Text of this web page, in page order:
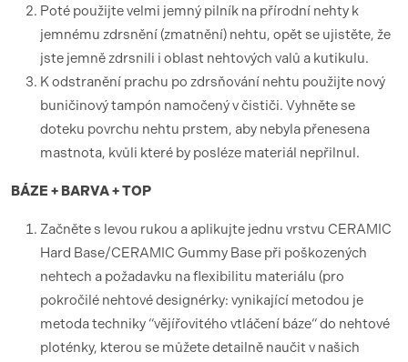
Poté použijte velmi jemný pilník na přírodní nehty k
jemnému zdrsnění (zmatnění) nehtu, opět se ujistěte, že
jste jemně zdrsnili i oblast nehtových valů a kutikulu.
K odstranění prachu po zdrsňování nehtu použijte nový
buničinový tampón namočený v čističi. Vyhněte se
doteku povrchu nehtu prstem, aby nebyla přenesena
mastnota, kvůli které by posléze materiál nepřilnul.
BÁZE + BARVA + TOP
Začněte s levou rukou a aplikujte jednu vrstvu CERAMIC
Hard Base/CERAMIC Gummy Base při poškozených
nehtech a požadavku na flexibilitu materiálu (pro
pokročilé nehtové designérky: vynikající metodou je
metoda techniky “vějířovitého vtláčení báze“ do nehtové
ploténky, kterou se můžete detailně naučit v našich